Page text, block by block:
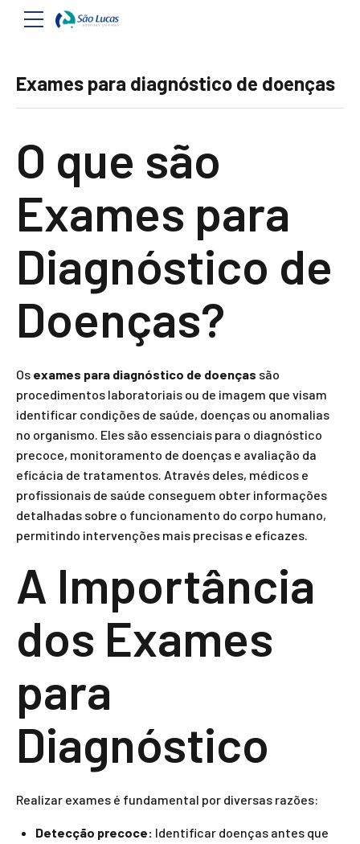
Exames para diagnóstico de doenças
O que são
Exames para
Diagnóstico de
Doenças?
Os exames para diagnóstico de doenças são
procedimentos laboratoriais ou de imagem que visam
identificar condições de saúde, doenças ou anomalias
no organismo. Eles são essenciais para o diagnóstico
precoce, monitoramento de doenças e avaliação da
eficácia de tratamentos. Através deles, médicos e
profissionais de saúde conseguem obter informações
detalhadas sobre o funcionamento do corpo humano,
permitindo intervenções mais precisas e eficazes.
A Importância
dos Exames
para
Diagnóstico
Realizar exames é fundamental por diversas razões:
Detecção precoce: Identificar doenças antes que